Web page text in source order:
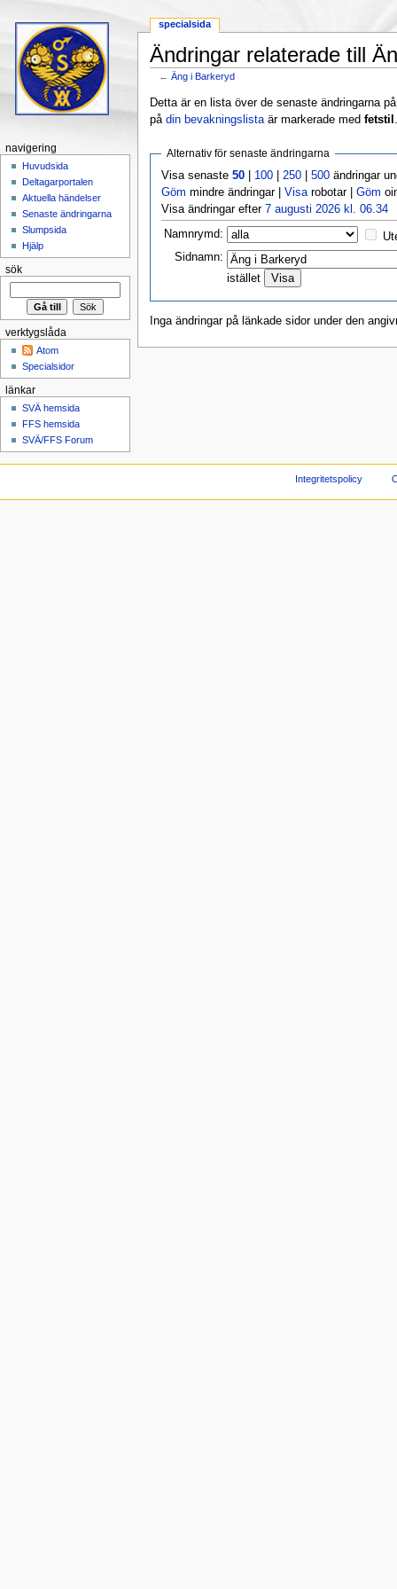
Ändringar relaterade till
←Äng i Barkeryd
Detta är en lista över de senaste ändringarna
på din bevakningslistaär markerade med fetstil
Alternativ för senaste ändringarna
Visa senaste50 100 250 |500 ändringar
Göm mindre ändringar |Visa robotar |Göm
Visa ändringar efter7 augusti 2026 kl. 06.34
Namnrymd:
Sidnamn:
istället
Inga ändringar på länkade sidor under den
specialsida
navigering
Huvudsida
Deltagarportalen
Aktuella händelser
Senaste ändringarna
Slumpsida
Hjälp
sök
verktygslåda
Atom
Specialsidor
länkar
SVÄ hemsida
FFS hemsida
SVÄ/FFS Forum
Integritetspolicy